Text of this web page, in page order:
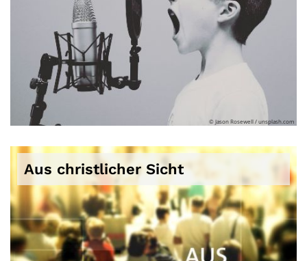
© Jason Rosewell / unsplash.com
Aus christlicher Sicht